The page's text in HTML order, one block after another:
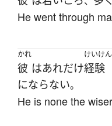
He went through
かれ
彼 はあれだけ
けいけん
経験
にならない。
He is none the